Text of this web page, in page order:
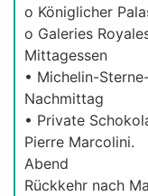
o Königlicher
o Galeries
Mittagessen
• Michelin-
Nachmittag
• Private
Pierre Marcolini.
Abend
Rückkehr nach